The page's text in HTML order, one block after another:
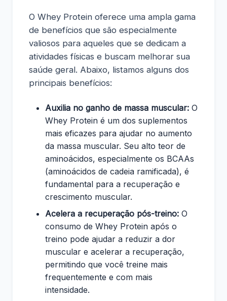
O Whey Protein oferece uma ampla gama
de benefícios que são especialmente
valiosos para aqueles que se dedicam a
atividades físicas e buscam melhorar sua
saúde geral. Abaixo, listamos alguns dos
principais benefícios:
Auxilia no ganho de massa muscular: O
Whey Protein é um dos suplementos
mais eficazes para ajudar no aumento
da massa muscular. Seu alto teor de
aminoácidos, especialmente os BCAAs
(aminoácidos de cadeia ramificada), é
fundamental para a recuperação e
crescimento muscular.
Acelera a recuperação pós-treino: O
consumo de Whey Protein após o
treino pode ajudar a reduzir a dor
muscular e acelerar a recuperação,
permitindo que você treine mais
frequentemente e com mais
intensidade.